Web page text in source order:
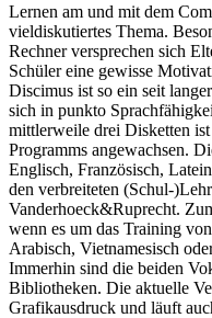
Lernen am und mit dem
vieldiskutiertes Thema.
Rechner versprechen sich
Schüler eine gewisse
Discimus ist so ein seit
sich in punkto
mittlerweile drei Disketten
Programms angewachsen.
Englisch, Französisch,
den verbreiteten (Schul-
Vanderhoeck&Ruprecht.
wenn es um das Training
Arabisch, Vietnamesisch
Immerhin sind die beiden
Bibliotheken. Die aktuelle
Grafikausdruck und läuft